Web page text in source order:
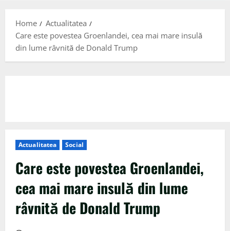
Home
Actualitatea
Care este povestea Groenlandei, cea mai mare insulă
din lume râvnită de Donald Trump
Actualitatea Social
Care este povestea Groenlandei,
cea mai mare insulă din lume
râvnită de Donald Trump